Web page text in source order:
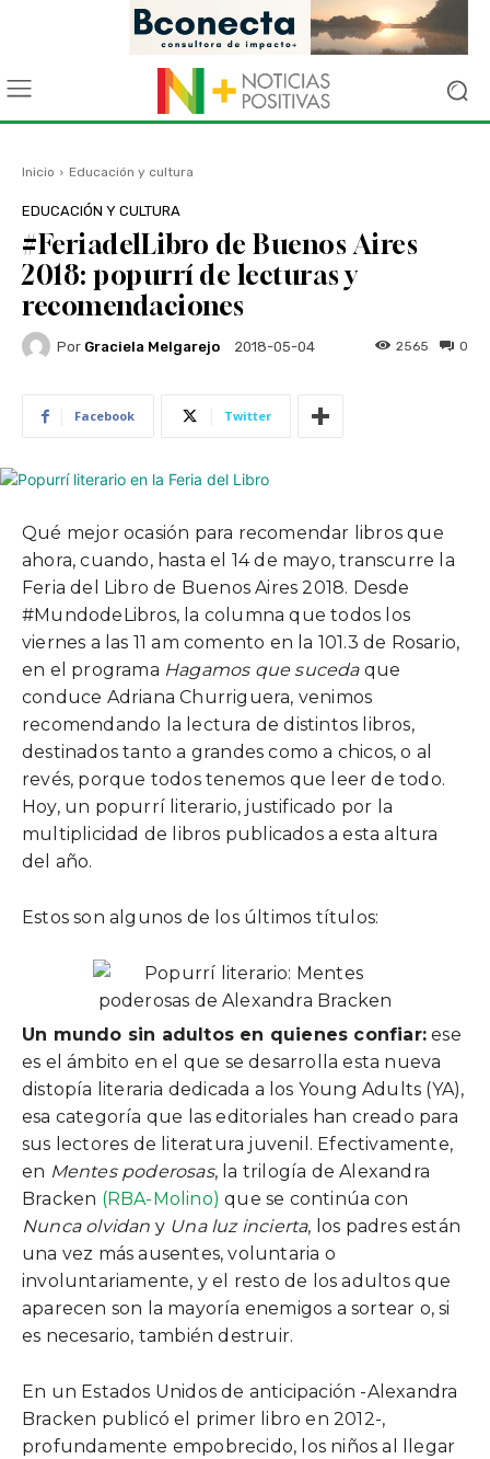
Inicio Educación y cultura
EDUCACIÓN Y CULTURA
#FeriadelLibro de Buenos Aires
2018: popurrí de lecturas y
recomendaciones
Por Graciela Melgarejo 2018-05-04 0
2565
Facebook Twitter
Qué mejor ocasión para recomendar libros que
ahora, cuando, hasta el 14 de mayo, transcurre la
Feria del Libro de Buenos Aires 2018. Desde
#MundodeLibros, la columna que todos los
viernes a las 11 am comento en la 101.3 de Rosario,
en el programa Hagamos que sucedaque
conduce Adriana Churriguera, venimos
recomendando la lectura de distintos libros,
destinados tanto a grandes como a chicos, o al
revés, porque todos tenemos que leer de todo.
Hoy, un popurrí literario, justificado por la
multiplicidad de libros publicados a esta altura
del año.
Estos son algunos de los últimos títulos:
Un mundo sin adultos en quienes confiar: ese
es el ámbito en el que se desarrolla esta nueva
distopía literaria dedicada a los Young Adults (YA),
esa categoría que las editoriales han creado para
sus lectores de literatura juvenil. Efectivamente,
en Mentes poderosas, la trilogía de Alexandra
Bracken (RBA-Molino) que se continúa con
Nunca olvidan y Una luz incierta, los padres están
una vez más ausentes, voluntaria o
involuntariamente, y el resto de los adultos que
aparecen son la mayoría enemigos a sortear o, si
es necesario, también destruir.
En un Estados Unidos de anticipación -Alexandra
Bracken publicó el primer libro en 2012-,
profundamente empobrecido, los niños al llegar